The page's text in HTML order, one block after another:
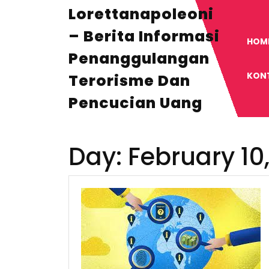
Lorettanapoleoni
– Berita Informasi
Penanggulangan
Terorisme Dan
Pencucian Uang
Day: February